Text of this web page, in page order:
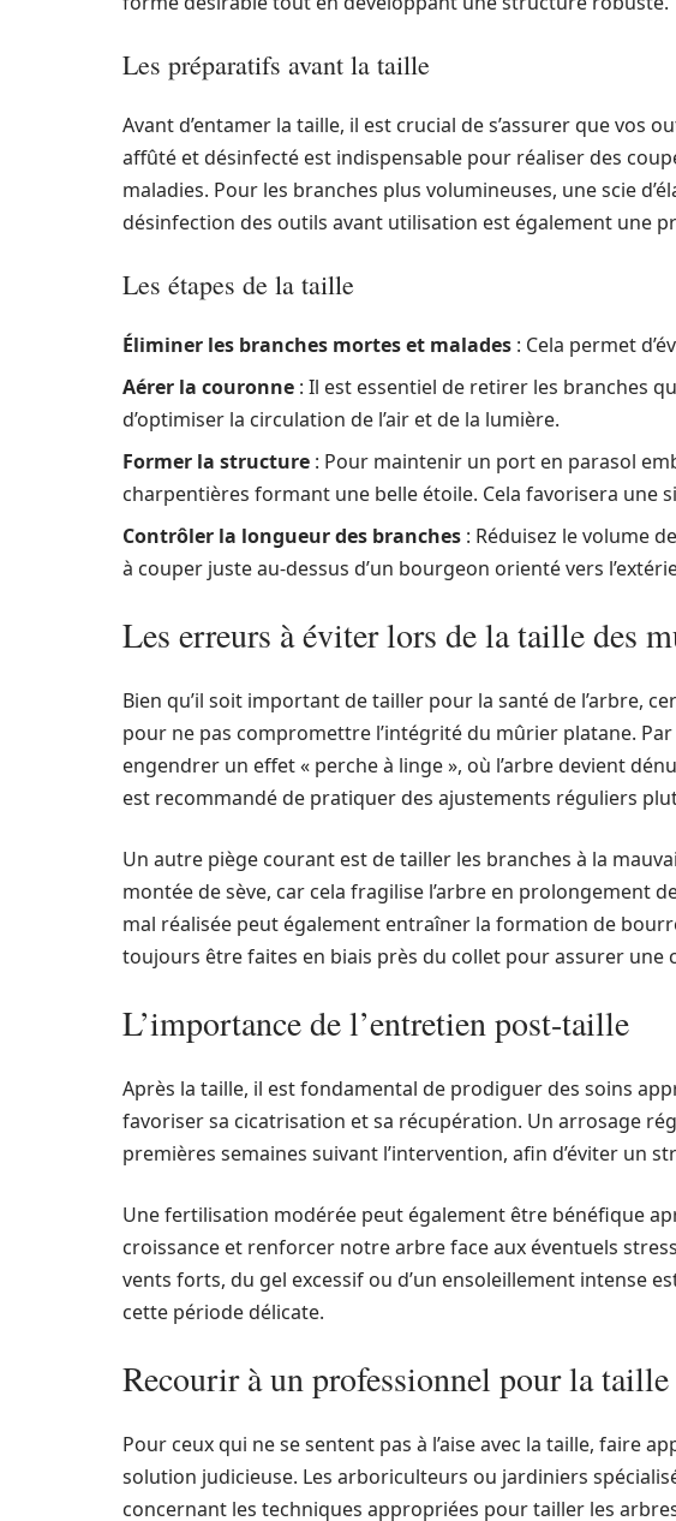
Les préparatifs avant la taille
Avant d’entamer la taille, il est crucial de s’assurer que vos
affûté et désinfecté est indispensable pour réaliser des
maladies. Pour les branches plus volumineuses, une scie
désinfection des outils avant utilisation est également une
Les étapes de la taille
Éliminer les branches mortes et malades : Cela permet
Aérer la couronne : Il est essentiel de retirer les branches
d’optimiser la circulation de l’air et de la lumière.
Former la structure : Pour maintenir un port en parasol
charpentières formant une belle étoile. Cela favorisera une
Contrôler la longueur des branches : Réduisez le volume
à couper juste au-dessus d’un bourgeon orienté vers
Les erreurs à éviter lors de la taille des
Bien qu’il soit important de tailler pour la santé de l’arbre,
pour ne pas compromettre l’intégrité du mûrier platane.
engendrer un effet « perche à linge », où l’arbre devient
est recommandé de pratiquer des ajustements réguliers
Un autre piège courant est de tailler les branches à la
montée de sève, car cela fragilise l’arbre en prolongement
mal réalisée peut également entraîner la formation de
toujours être faites en biais près du collet pour assurer une
L’importance de l’entretien post-taille
Après la taille, il est fondamental de prodiguer des soins
favoriser sa cicatrisation et sa récupération. Un arrosage
premières semaines suivant l’intervention, afin d’éviter un
Une fertilisation modérée peut également être bénéfique
croissance et renforcer notre arbre face aux éventuels
vents forts, du gel excessif ou d’un ensoleillement intense
cette période délicate.
Recourir à un professionnel pour la
Pour ceux qui ne se sentent pas à l’aise avec la taille, faire
solution judicieuse. Les arboriculteurs ou jardiniers
concernant les techniques appropriées pour tailler les